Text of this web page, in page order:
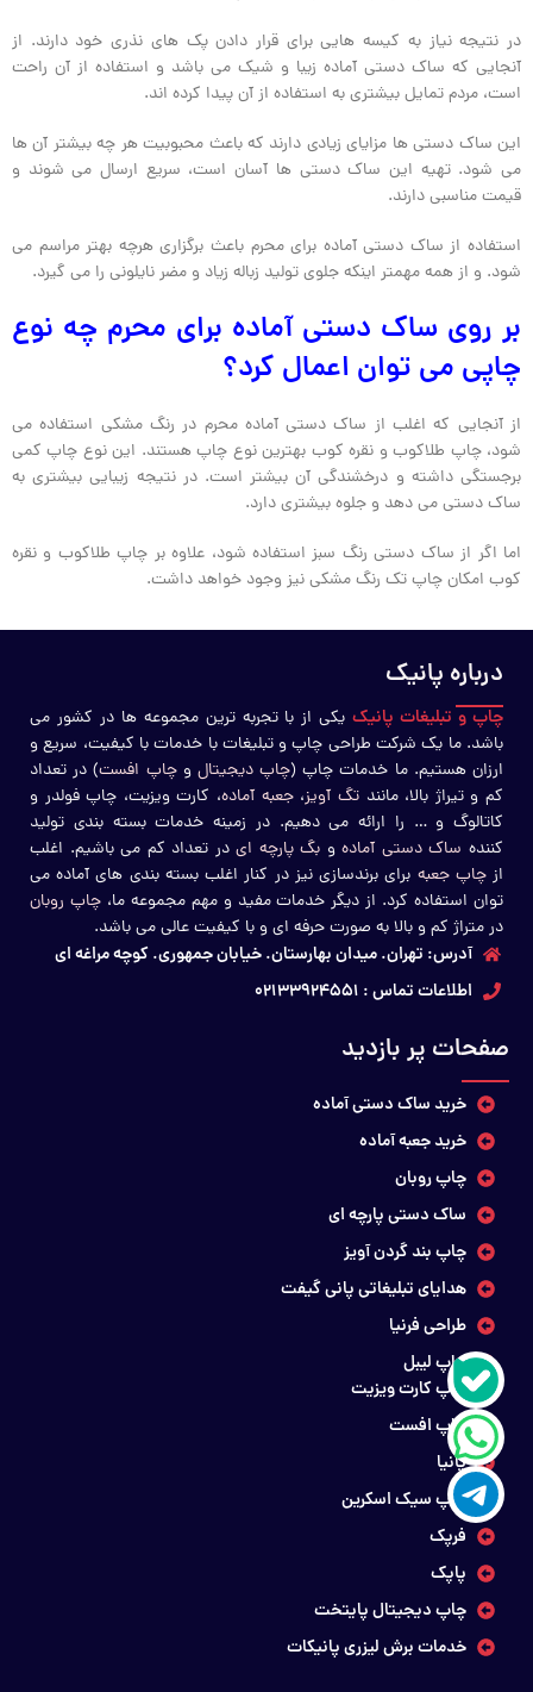
در نتیجه نیاز به کیسه هایی برای قرار دادن پک های نذری خود دارند. از
آنجایی که ساک دستی آماده زیبا و شیک می باشد و استفاده از آن راحت
است، مردم تمایل بیشتری به استفاده از آن پیدا کرده اند.
این ساک دستی ها مزایای زیادی دارند که باعث محبوبیت هر چه بیشتر آن ها
می شود. تهیه این ساک دستی ها آسان است، سریع ارسال می شوند و
قیمت مناسبی دارند.
استفاده از ساک دستی آماده برای محرم باعث برگزاری هرچه بهتر مراسم می
شود. و از همه مهمتر اینکه جلوی تولید زباله زیاد و مضر نایلونی را می گیرد.
بر روی ساک دستی آماده برای محرم چه نوع
چاپی می توان اعمال کرد؟
از آنجایی که اغلب از ساک دستی آماده محرم در رنگ مشکی استفاده می
شود، چاپ طلاکوب و نقره کوب بهترین نوع چاپ هستند. این نوع چاپ کمی
برجستگی داشته و درخشندگی آن بیشتر است. در نتیجه زیبایی بیشتری به
ساک دستی می دهد و جلوه بیشتری دارد.
اما اگر از ساک دستی رنگ سبز استفاده شود، علاوه بر چاپ طلاکوب و نقره
کوب امکان چاپ تک رنگ مشکی نیز وجود خواهد داشت.
درباره پانیک
چاپ و تبلیغات پانیکیکی از با تجربه ترین مجموعه ها در کشور می
باشد. ما یک شرکت طراحی چاپ و تبلیغات با خدمات با کیفیت، سریع و
ارزان هستیم. ما خدمات چاپ (چاپ دیجیتال وچاپ افست) در تعداد
کم و تیراژ بالا، مانندتگ آویز،جعبه آماده، کارت ویزیت، چاپ فولدر و
کاتالوگ و … را ارائه می دهیم. در زمینه خدمات بسته بندی تولید
کننده ساک دستی آمادهو بگ پارچه ایدر تعداد کم می باشیم. اغلب
ازچاپ جعبه برای برندسازی نیز در کنار اغلب بسته بندی های آماده می
توان استفاده کرد. از دیگر خدمات مفید و مهم مجموعه ما،چاپ روبان
در متراژ کم و بالا به صورت حرفه ای و با کیفیت عالی می باشد.
آدرس: تهران. میدان بهارستان. خیابان جمهوری. کوچه مراغه ای
اطلاعات تماس : 02133924551
صفحات پر بازدید
خرید ساک دستی آماده
خرید جعبه آماده
چاپ روبان
ساک دستی پارچه ای
چاپ بند گردن آویز
هدایای تبلیغاتی پانی گیفت
طراحی فرنیا
چاپ لیبل
چاپ کارت ویزیت
چاپ افست
پانیا
چاپ سیک اسکرین
فرپک
پاپک
چاپ دیجیتال پایتخت
خدمات برش لیزری پانیکات